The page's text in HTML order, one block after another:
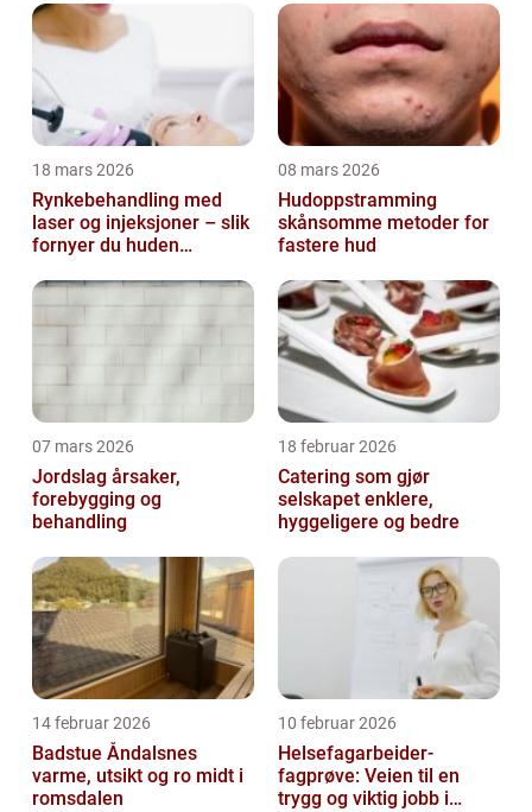
18 mars 2026
Rynkebehandling med
laser og injeksjoner – slik
fornyer du huden
08 mars 2026
Hudoppstramming
skånsomme metoder for
fastere hud
07 mars 2026
Jordslag årsaker,
forebygging og
behandling
18 februar 2026
Catering som gjør
selskapet enklere,
hyggeligere og bedre
14 februar 2026
Badstue Åndalsnes
varme, utsikt og ro midt i
romsdalen
10 februar 2026
Helsefagarbeider-
fagprøve: Veien til en
trygg og viktig jobb i